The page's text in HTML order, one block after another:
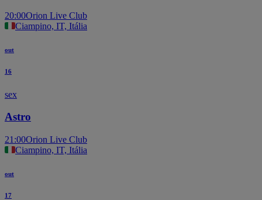
20:00Orion Live Club
Ciampino, IT, Itália
out
16
sex
Astro
21:00Orion Live Club
Ciampino, IT, Itália
out
17